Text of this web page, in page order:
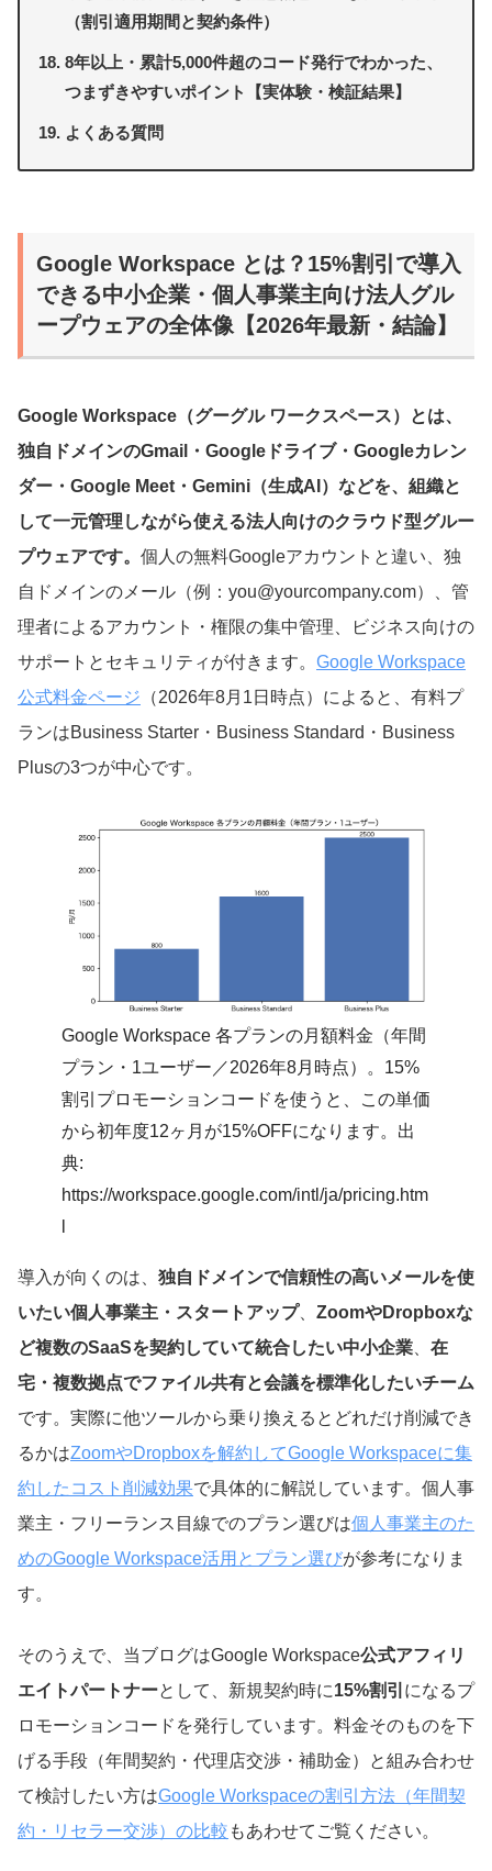
（割引適用期間と契約条件）
8年以上・累計5,000件超のコード発行でわかった、
つまずきやすいポイント【実体験・検証結果】
よくある質問
Google Workspace とは？15%割引で導入
できる中小企業・個人事業主向け法人グル
ープウェアの全体像【2026年最新・結論】
Google Workspace（グーグル ワークスペース）とは、
独自ドメインのGmail・Googleドライブ・Googleカレン
ダー・Google Meet・Gemini（生成AI）などを、組織と
して一元管理しながら使える法人向けのクラウド型グルー
プウェアです。 個人の無料Googleアカウントと違い、独
自ドメインのメール（例：you@yourcompany.com）、管
理者によるアカウント・権限の集中管理、ビジネス向けの
サポートとセキュリティが付きます。 Google Workspace
公式料金ページ （2026年8月1日 時点）によると、有料プ
ランはBusiness Starter・Business Standard・Business
Plusの3つが中心です。
Google Workspace 各プランの月額料金（年間
プラン・1ユーザー／2026年8月時点）。15%
割引プロモーションコードを使うと、この単価
から初年度12ヶ月が15%OFFになります。出
典:
https://workspace.google.com/intl/ja/pricing.htm
導入が向くのは、 独自ドメインで信頼性の高いメールを使
いたい個人事業主・スタートアップ、 ZoomやDropboxな
ど複数のSaaSを契約していて統合したい中小企業
在
宅・複数拠点でファイル共有と会議を標準化したいチーム
です。実際に他ツールから乗り換えるとどれだけ削減でき
るかはZoomやDropboxを解約してGoogle Workspaceに集
約したコスト削減効果で具体的に解説しています。個人事
業主・フリーランス目線でのプラン選びは個人事業主のた
めのGoogle Workspace活用とプラン選びが参考になりま
す。
そのうえで、当ブログはGoogle Workspace公式アフィリ
エイトパートナーとして、新規契約時に15%割引 になるプ
ロモーションコードを発行しています。料金そのものを下
げる手段（年間契約・代理店交渉・補助金）と組み合わせ
て検討したい方はGoogle Workspaceの割引方法（年間契
約・リセラー交渉）の比較 もあわせてご覧ください。